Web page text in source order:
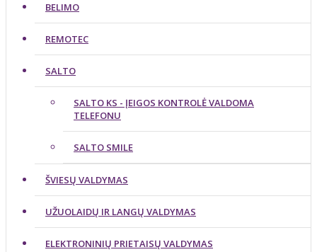
BELIMO
REMOTEC
SALTO
SALTO KS - ĮEIGOS KONTROLĖ VALDOMA
TELEFONU
SALTO SMILE
ŠVIESŲ VALDYMAS
UŽUOLAIDŲ IR LANGŲ VALDYMAS
ELEKTRONINIŲ PRIETAISŲ VALDYMAS